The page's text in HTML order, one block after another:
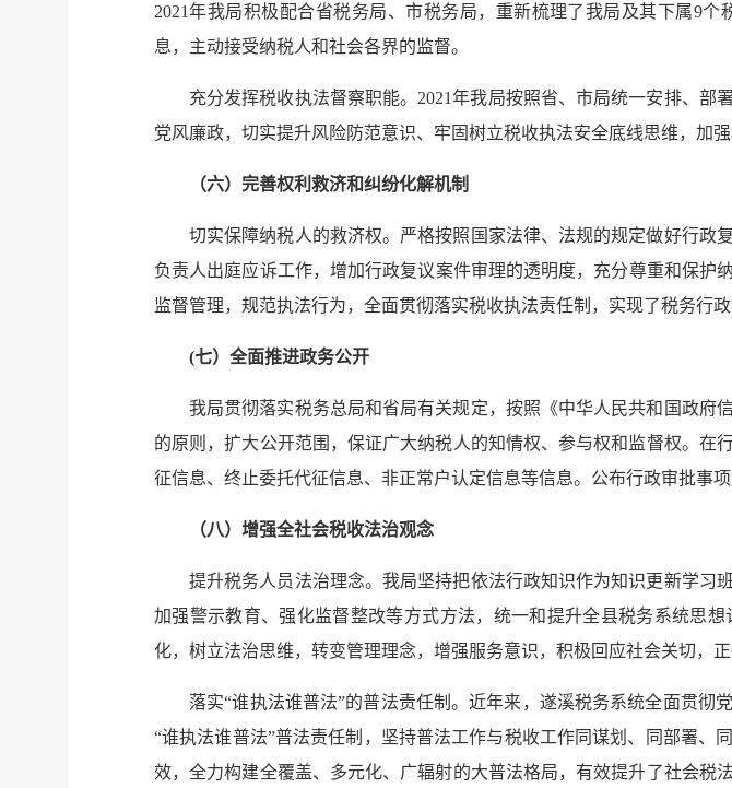
2021年我局积极配合省税务局、市税务局，重新梳理了我局及其下属9
息，主动接受纳税人和社会各界的监督。
充分发挥税收执法督察职能。2021年我局按照省、市局统一安排、
党风廉政，切实提升风险防范意识、牢固树立税收执法安全底线思维，加
（六）完善权利救济和纠纷化解机制
切实保障纳税人的救济权。严格按照国家法律、法规的规定做好行政
负责人出庭应诉工作，增加行政复议案件审理的透明度，充分尊重和保护
监督管理，规范执法行为，全面贯彻落实税收执法责任制，实现了税务行
(七）全面推进政务公开
我局贯彻落实税务总局和省局有关规定，按照《中华人民共和国政
的原则，扩大公开范围，保证广大纳税人的知情权、参与权和监督权。
征信息、终止委托代征信息、非正常户认定信息等信息。公布行政审批事
（八）增强全社会税收法治观念
提升税务人员法治理念。我局坚持把依法行政知识作为知识更新学习
加强警示教育、强化监督整改等方式方法，统一和提升全县税务系统思
化，树立法治思维，转变管理理念，增强服务意识，积极回应社会关切，
落实“谁执法谁普法”的普法责任制。近年来，遂溪税务系统全面贯
“谁执法谁普法”普法责任制，坚持普法工作与税收工作同谋划、同部署
效，全力构建全覆盖、多元化、广辐射的大普法格局，有效提升了社会